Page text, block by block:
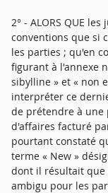
2° - ALORS QUE
conventions que si
les parties ; qu'en
figurant à l'annexe
sibylline » et « non
interpréter ce
de prétendre à une
d'affaires facturé
pourtant constaté
terme « New »
dont il résultait que
ambigu pour les